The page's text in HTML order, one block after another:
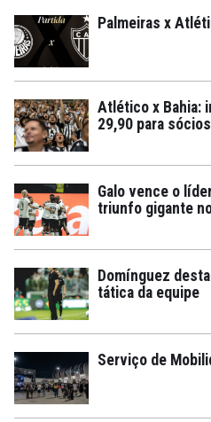
Palmeiras x
Atlético x Bahia:
29,90 para
Galo vence o
triunfo gigante
Domínguez
tática da equipe
Serviço de